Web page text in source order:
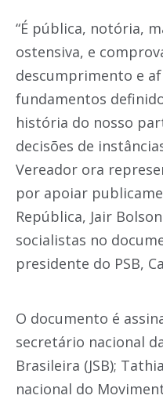
“É pública, notória,
ostensiva, e
descumprimento e
fundamentos
história do nosso
decisões de
Vereador ora
por apoiar
República, Jair
socialistas no
presidente do PSB,
O documento é
secretário nacional
Brasileira (JSB);
nacional do